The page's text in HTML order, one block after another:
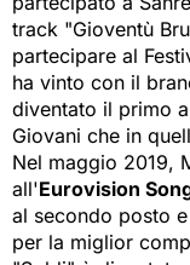
track "Gioventù
partecipare al
ha vinto con il
diventato il primo
Giovani che in
Nel maggio 2019,
all'Eurovision
al secondo posto
per la miglior